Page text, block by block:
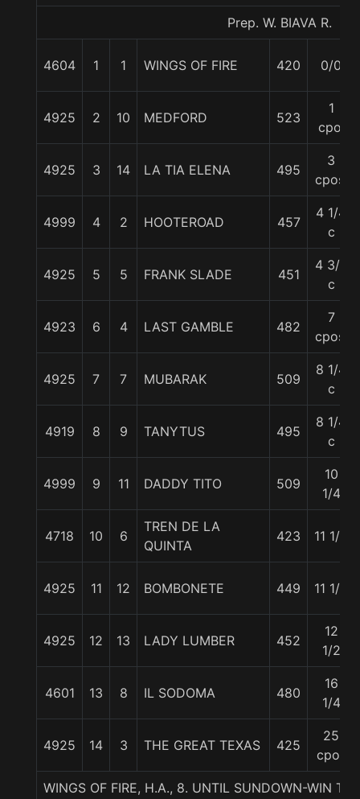
Prep. W. BIAVA R.
4604 1 1 WINGS OF FIRE 420 0/0
4925 2 10 MEDFORD 523
1
cpo.
4925 3 14 LA TIA ELENA 495
3
cpos.
4999 4 2 HOOTEROAD 457
4 1/4
c
4925 5 5 FRANK SLADE 451
4 3/4
c
4923 6 4 LAST GAMBLE 482
7
cpos.
4925 7 7 MUBARAK 509
8 1/4
c
4919 8 9 TANYTUS 495
8 1/4
c
4999 9 11 DADDY TITO 509
10
1/4
4718 10 6
TREN DE LA
QUINTA
423 11 1/2
4925 11 12 BOMBONETE 449 11 1/2
4925 12 13 LADY LUMBER 452
12
1/2
4601 13 8 IL SODOMA 480
16
1/4
4925 14 3 THE GREAT TEXAS 425
25
cpos
WINGS OF FIRE, H.A., 8. UNTIL SUNDOWN-WIN